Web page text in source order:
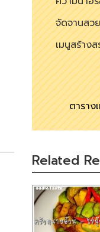
จัดจานสว
เมนูสร้าง
ตาราง
Related